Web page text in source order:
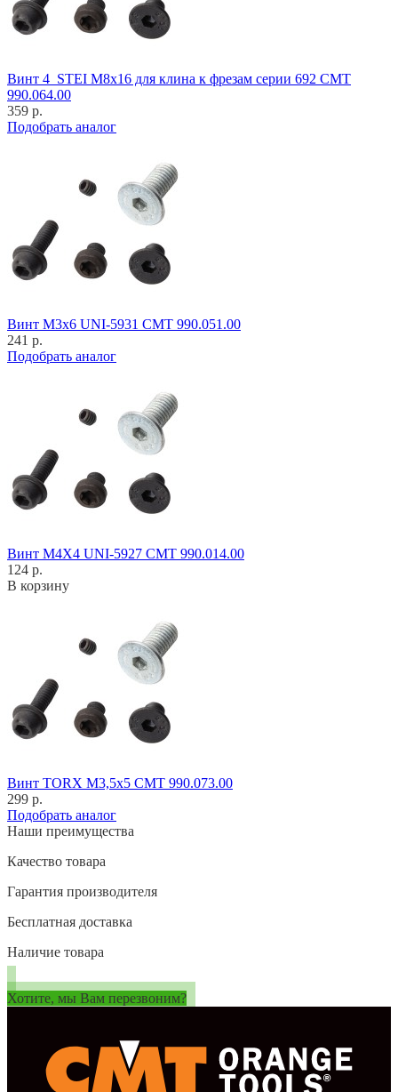
Винт 4_STEI M8x16 для клина к фрезам серии 692 CMT
990.064.00
359 р.
Подобрать аналог
Винт M3x6 UNI-5931 CMT 990.051.00
241 р.
Подобрать аналог
Винт M4X4 UNI-5927 CMT 990.014.00
124 р.
В корзину
Винт TORX M3,5x5 CMT 990.073.00
299 р.
Подобрать аналог
Наши преимущества
Качество товара
Гарантия производителя
Бесплатная доставка
Наличие товара
Хотите, мы Вам перезвоним?